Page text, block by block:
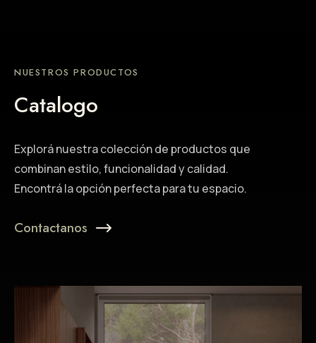
NUESTROS PRODUCTOS
Catalogo
Explorá nuestra colección de productos que
combinan estilo, funcionalidad y calidad.
Encontrá la opción perfecta para tu espacio.
Contactanos